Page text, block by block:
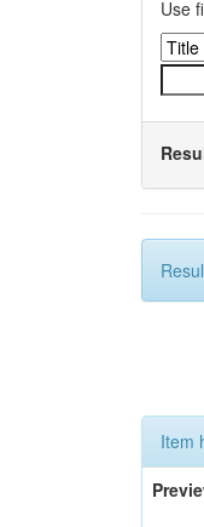
Use
Item